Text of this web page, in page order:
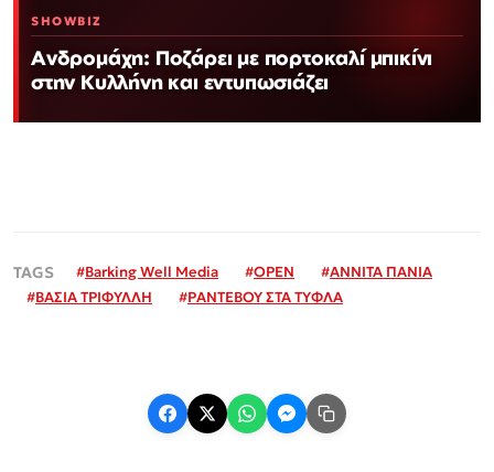
SHOWBIZ
Ανδρομάχη: Ποζάρει με πορτοκαλί μπικίνι
στην Κυλλήνη και εντυπωσιάζει
#Barking Well Media #OPEN #ΑΝΝΙΤΑ ΠΑΝΙΑ
#ΒΑΣΙΑ ΤΡΙΦΥΛΛΗ #ΡΑΝΤΕΒΟΥ ΣΤΑ ΤΥΦΛΑ